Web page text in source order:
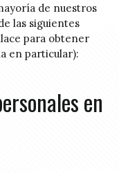
de nuestros
las siguientes
para obtener
en particular):
en